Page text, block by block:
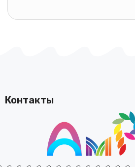
Контакты